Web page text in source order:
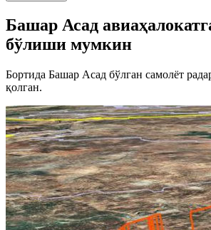
Башар Асад
бўлиши мумкин
Бортида Башар Асад бўлган самолёт
қолган.